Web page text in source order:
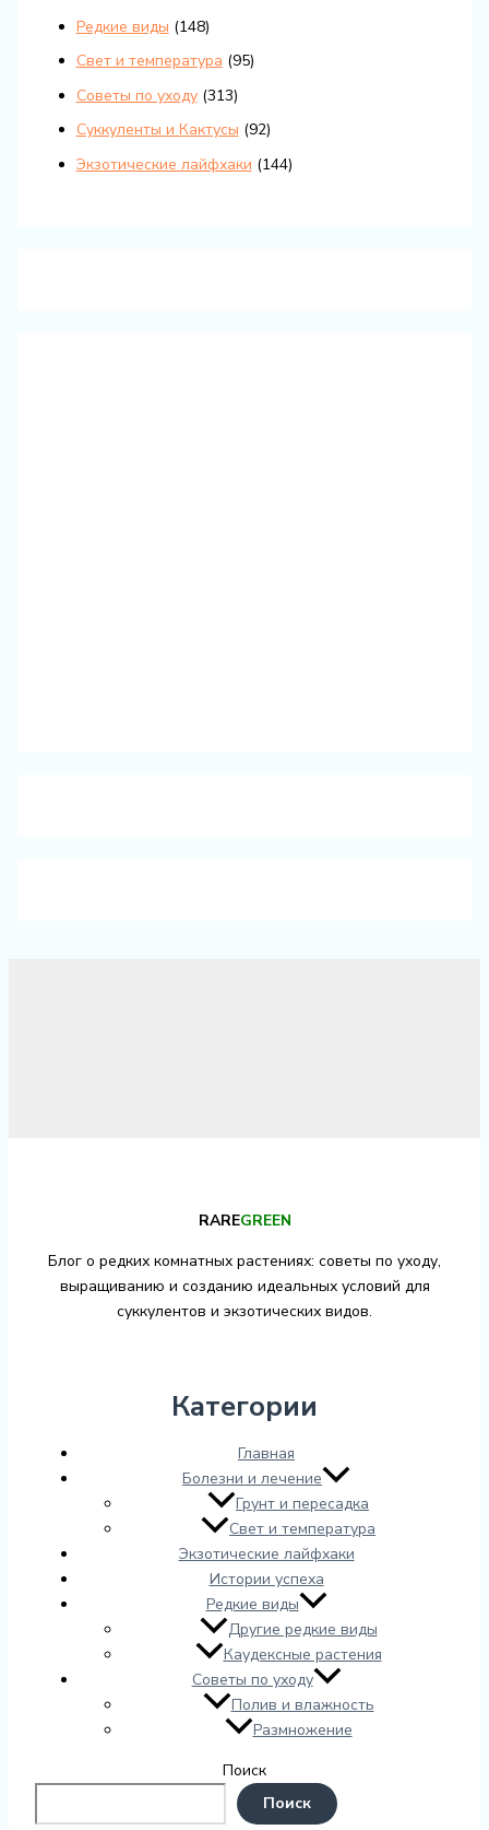
Редкие виды (148)
Свет и температура (95)
Советы по уходу(313)
Суккуленты и Кактусы (92)
Экзотические лайфхаки (144)
RAREGREEN
Блог о редких комнатных растениях: советы по уходу,
выращиванию и созданию идеальных условий для
суккулентов и экзотических видов.
Категории
Главная
Болезни и лечение
Грунт и пересадка
Свет и температура
Экзотические лайфхаки
Истории успеха
Редкие виды
Другие редкие виды
Каудексные растения
Советы по уходу
Полив и влажность
Размножение
Поиск
Поиск